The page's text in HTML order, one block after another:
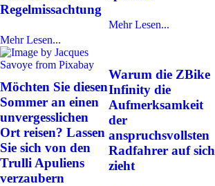
Regelmissachtung
Mehr Lesen...
Mehr Lesen...
Möchten Sie diesen
Sommer an einen
unvergesslichen
Ort reisen? Lassen
Sie sich von den
Trulli Apuliens
verzaubern
Warum die ZBike
Infinity die
Aufmerksamkeit
der
anspruchsvollsten
Radfahrer auf sich
zieht